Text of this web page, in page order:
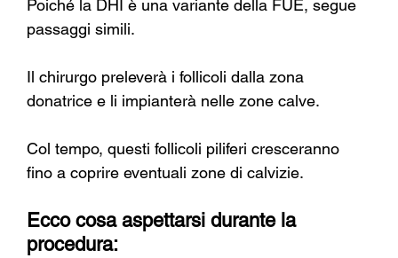
Poiché la DHI è una variante della FUE, segue
passaggi simili.
Il chirurgo preleverà i follicoli dalla zona
donatrice e li impianterà nelle zone calve.
Col tempo, questi follicoli piliferi cresceranno
fino a coprire eventuali zone di calvizie.
Ecco cosa aspettarsi durante la
procedura: